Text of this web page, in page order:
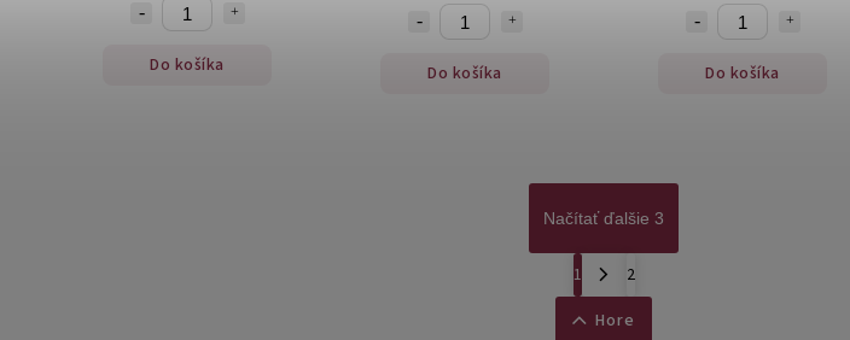
Do košíka Do košíka Do košíka
Načítať ďalšie 3
1
2
Hore